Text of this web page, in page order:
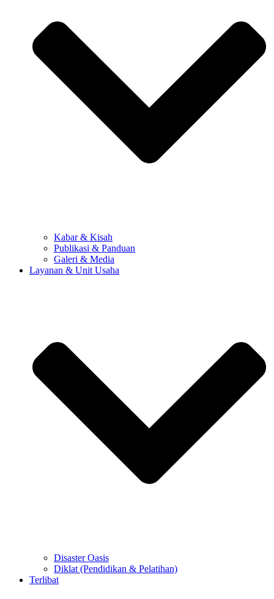
Kabar & Kisah
Publikasi & Panduan
Galeri & Media
Layanan & Unit Usaha
Disaster Oasis
Diklat (Pendidikan & Pelatihan)
Terlibat